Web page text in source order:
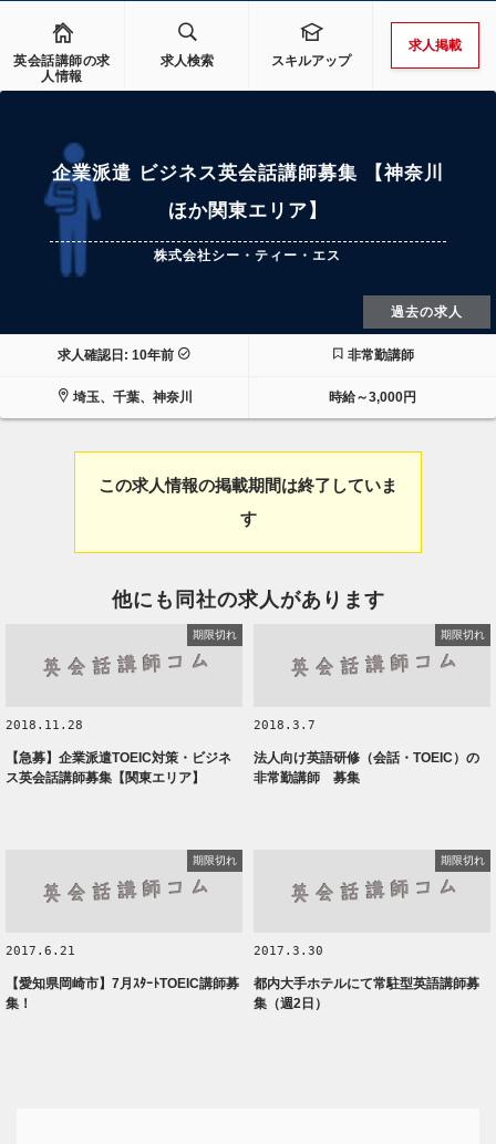
英会話講師の求
人情報
求人検索 スキルアップ
求人掲載
企業派遣 ビジネス英会話講師募集 【神奈川
ほか関東エリア】
株式会社シー・ティー・エス
過去の求人
求人確認日: 10年前 非常勤講師
埼玉、千葉、神奈川 時給～3,000円
この求人情報の掲載期間は終了していま
す
他にも同社の求人があります
期限切れ
2018.11.28
【急募】企業派遣TOEIC対策・ビジネ
ス英会話講師募集【関東エリア】
期限切れ
2018.3.7
法人向け英語研修（会話・TOEIC）の
非常勤講師 募集
期限切れ
2017.6.21
【愛知県岡崎市】7月ｽﾀｰﾄTOEIC講師募
集！
期限切れ
2017.3.30
都内大手ホテルにて常駐型英語講師募
集（週2日）